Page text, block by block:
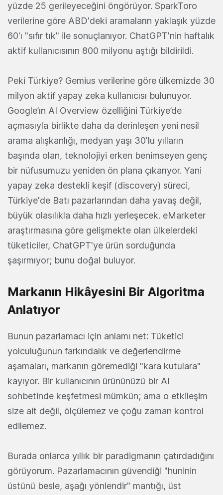
yüzde 25 gerileyeceğini öngörüyor. SparkToro
verilerine göre ABD'deki aramaların yaklaşık yüzde
60'ı "sıfır tık" ile sonuçlanıyor. ChatGPT'nin haftalık
aktif kullanıcısının 800 milyonu aştığı bildirildi.
Peki Türkiye? Gemius verilerine göre ülkemizde 30
milyon aktif yapay zeka kullanıcısı bulunuyor.
Google’ın AI Overview özelliğini Türkiye’de
açmasıyla birlikte daha da derinleşen yeni nesil
arama alışkanlığı, medyan yaşı 30'lu yılların
başında olan, teknolojiyi erken benimseyen genç
bir nüfusumuzu yeniden ön plana çıkarıyor. Yani
yapay zeka destekli keşif (discovery) süreci,
Türkiye'de Batı pazarlarından daha yavaş değil,
büyük olasılıkla daha hızlı yerleşecek. eMarketer
araştırmasına göre gelişmekte olan ülkelerdeki
tüketiciler, ChatGPT'ye ürün sorduğunda
şaşırmıyor; bunu doğal buluyor.
Markanın Hikâyesini Bir Algoritma
Anlatıyor
Bunun pazarlamacı için anlamı net: Tüketici
yolculuğunun farkındalık ve değerlendirme
aşamaları, markanın göremediği "kara kutulara"
kayıyor. Bir kullanıcının ürününüzü bir AI
sohbetinde keşfetmesi mümkün; ama o etkileşim
size ait değil, ölçülemez ve çoğu zaman kontrol
edilemez.
Burada onlarca yıllık bir paradigmanın çatırdadığını
görüyorum. Pazarlamacının güvendiği "huninin
üstünü besle, aşağı yönlendir" mantığı, üst